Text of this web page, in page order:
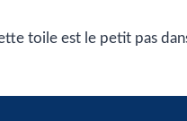
toile est le petit pas